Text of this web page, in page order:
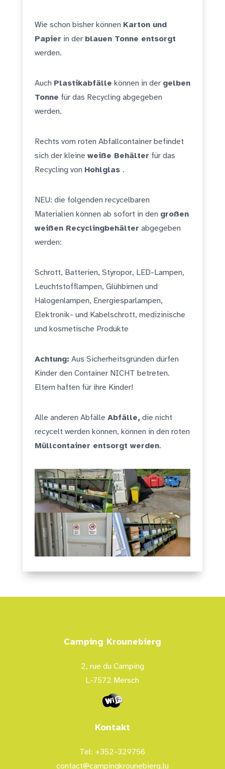
Wie schon bisher können Karton und
Papier in der blauen Tonne entsorgt
werden.
Auch Plastikabfälle können in der gelben
Tonne für das Recycling abgegeben
werden.
Rechts vom roten Abfallcontainer befindet
sich der kleine weiße Behälter für das
Recycling von Hohlglas .
NEU: die folgenden recycelbaren
Materialien können ab sofort in den großen
weißen Recyclingbehälter abgegeben
werden:
Schrott, Batterien, Styropor, LED-Lampen,
Leuchtstofflampen, Glühbirnen und
Halogenlampen, Energiesparlampen,
Elektronik- und Kabelschrott, medizinische
und kosmetische Produkte
Achtung: Aus Sicherheitsgründen dürfen
Kinder den Container NICHT betreten.
Eltern haften für ihre Kinder!
Alle anderen Abfälle Abfälle, die nicht
recycelt werden können, können in den roten
Müllcontainer entsorgt werden.
Camping Krounebierg
2, rue du Camping
L-7572 Mersch
Kontakt
Tel: +352-329756
contact@campingkrounebierg.lu